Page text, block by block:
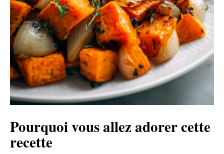
Pourquoi vous allez adorer cette
recette